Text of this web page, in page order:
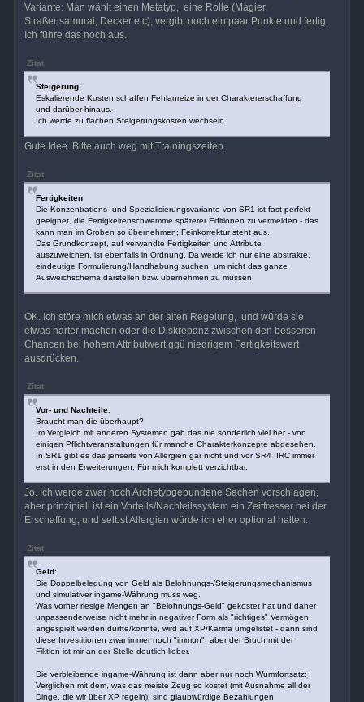
Variante: Man wählt einen Metatyp, eine Rolle (Magier,
Straßensamurai, Decker etc), vergibt noch ein paar Punkte und fertig.
Ich führe das noch aus.
Zitat
Steigerung:
Eskalierende Kosten schaffen Fehlanreize in der Charaktererschaffung
und darüber hinaus.
Ich werde zu flachen Steigerungskosten wechseln.
Gute Idee. Bitte auch weg mit Trainingszeiten.
Zitat
Fertigkeiten:
Die Konzentrations- und Spezialisierungsvariante von SR1 ist fast perfekt
geeignet, die Fertigkeitenschwemme späterer Editionen zu vermeiden - das
kann man im Groben so übernehmen; Feinkorrektur steht aus.
Das Grundkonzept, auf verwandte Fertigkeiten und Attribute
auszuweichen, ist ebenfalls in Ordnung. Da werde ich nur eine abstrakte,
eindeutige Formulierung/Handhabung suchen, um nicht das ganze
Ausweichschema darstellen bzw. übernehmen zu müssen.
OK. Ich störe mich etwas an der alten Regelung, und würde sie
etwas härter machen oder die Diskrepanz zwischen den besseren
Chancen bei hohem Attributwert ggü niedrigem Fertigkeitswert
ausdrücken.
Zitat
Vor- und Nachteile:
Braucht man die überhaupt?
Im Vergleich mit anderen Systemen gab das nie sonderlich viel her - von
einigen Pflichtveranstaltungen für manche Charakterkonzepte abgesehen.
In SR1 gibt es das jenseits von Allergien gar nicht und vor SR4 IIRC immer
erst in den Erweiterungen. Für mich komplett verzichtbar.
Jo. Ich werde zwar noch Archetypgebundene Sachen vorschlagen,
aber prinzipiell ist ein Vorteils/Nachteilssystem ein Zeitfresser bei der
Erschaffung, und selbst Allergien würde ich eher optional halten.
Zitat
Geld:
Die Doppelbelegung von Geld als Belohnungs-/Steigerungsmechanismus
und simulativer ingame-Währung muss weg.
Was vorher riesige Mengen an "Belohnungs-Geld" gekostet hat und daher
unpassenderweise nicht mehr in negativer Form als "richtiges" Vermögen
angespielt werden durfte/konnte, wird auf XP/Karma umgelistet - dann sind
diese Investitionen zwar immer noch "immun", aber der Bruch mit der
Fiktion ist mir an der Stelle deutlich lieber.
Die verbleibende ingame-Währung ist dann aber nur noch Wurmfortsatz:
Verglichen mit dem, was das meiste Zeug so kostet (mit Ausnahme all der
Dinge, die wir über XP regeln), sind glaubwürdige Bezahlungen